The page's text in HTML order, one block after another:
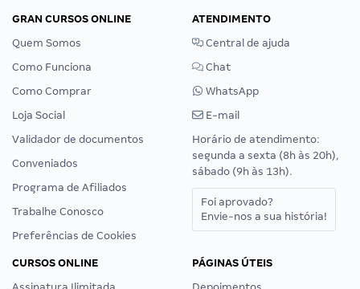
GRAN CURSOS ONLINE
Quem Somos
Como Funciona
Como Comprar
Loja Social
Validador de documentos
Conveniados
Programa de Afiliados
Trabalhe Conosco
Preferências de Cookies
ATENDIMENTO
Central de ajuda
Chat
WhatsApp
E-mail
Horário de atendimento:
segunda a sexta (8h às 20h),
sábado (9h às 13h).
Foi aprovado?
Envie-nos a sua história!
CURSOS ONLINE
PÁGINAS ÚTEIS